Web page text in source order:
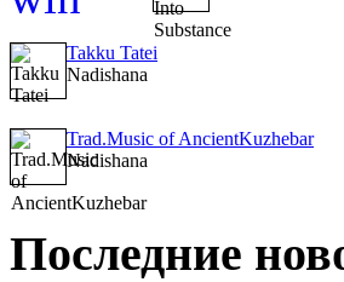
Takku Tatei
Nadishana
Trad.Music of AncientKuzhebar
Nadishana
Последние